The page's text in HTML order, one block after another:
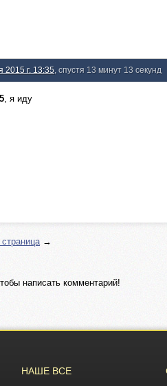
2015 г. 13:35 , спустя 13 минут 13 секунд
, я иду
→
написать комментарий!
НАШЕ ВСЕ